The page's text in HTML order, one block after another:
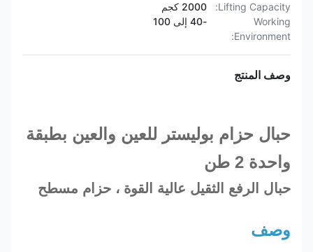
Lifting Capacity:
2000 كجم
Working
Environment:
وصف المنتج
حبال حزام بوليستر للعين والعين بطبقة
واحدة 2 طن
حبال الرفع الثقيل عالية القوة ، حزام مسطح
وصف